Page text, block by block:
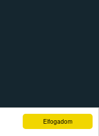
Elfogadom